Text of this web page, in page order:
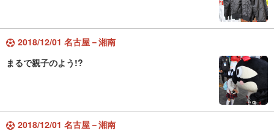
2018/12/01 名古屋－湘南
まるで親子のよう!?
2018/12/01 名古屋－湘南